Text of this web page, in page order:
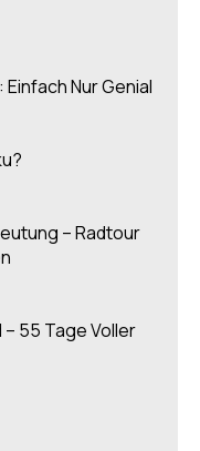
Einfach Nur Genial
– Radtour
55 Tage Voller